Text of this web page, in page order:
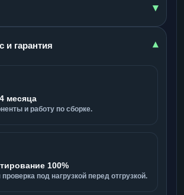
▾
и гарантия ▾
месяца
и работу по сборке.
100%
под нагрузкой перед отгрузкой.